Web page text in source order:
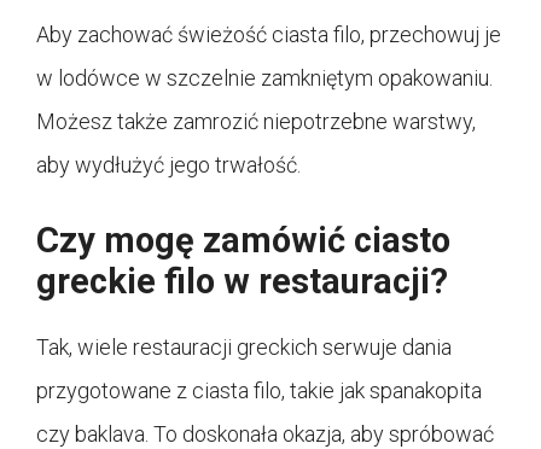
Aby zachować świeżość ciasta filo, przechowuj je
w lodówce w szczelnie zamkniętym opakowaniu.
Możesz także zamrozić niepotrzebne warstwy,
aby wydłużyć jego trwałość.
Czy mogę zamówić ciasto
greckie filo w restauracji?
Tak, wiele restauracji greckich serwuje dania
przygotowane z ciasta filo, takie jak spanakopita
czy baklava. To doskonała okazja, aby spróbować